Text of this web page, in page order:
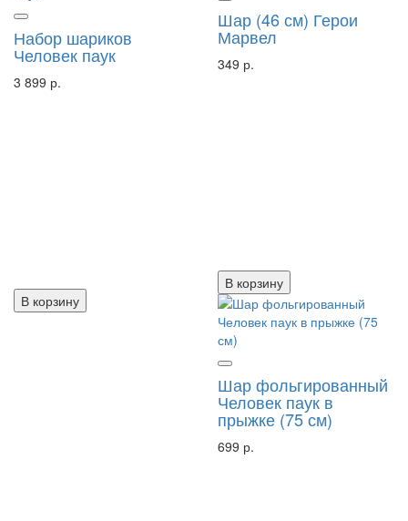
Набор шариков
Человек паук
3 899 р.
В корзину
Шар (46 см) Герои
Марвел
349 р.
В корзину
Шар фольгированный
Человек паук в
прыжке (75 см)
699 р.